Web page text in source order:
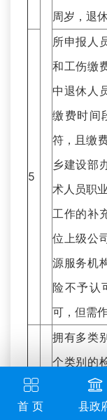
首 页 县政
周岁，退
5
所申报人
和工伤缴
中退休人
缴费时间
符，且缴
乡建设部
术人员职
工作的补
位上级公
源服务机
险不予认
可，但需
拥有多类
个类别的
员按其所
人员，